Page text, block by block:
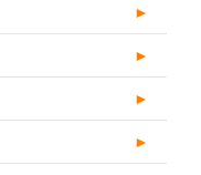
►
►
►
►